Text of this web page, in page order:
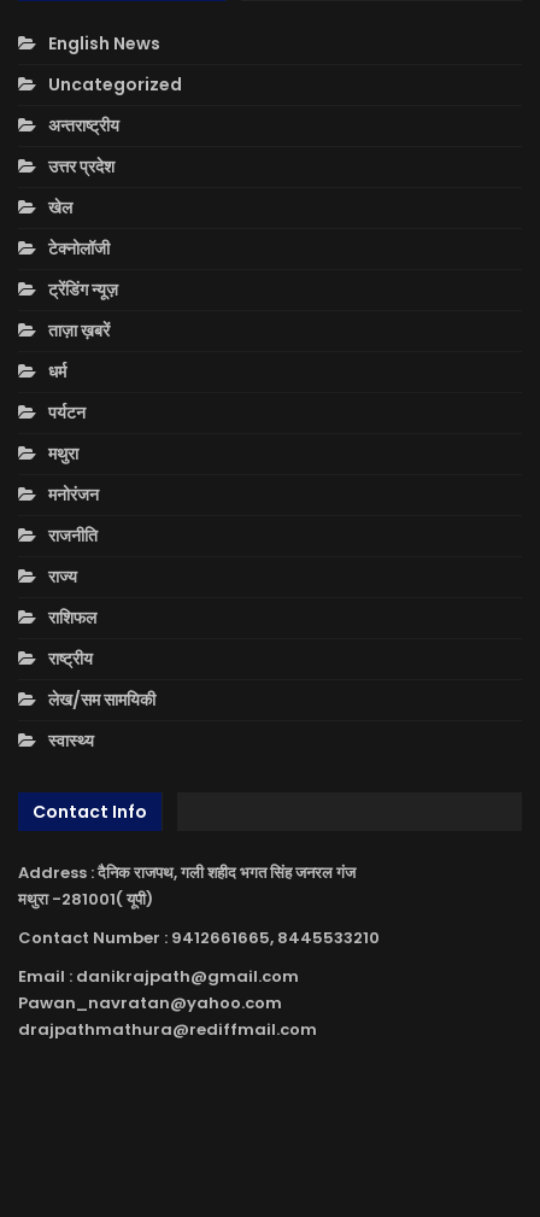
English News
Uncategorized
अन्तराष्ट्रीय
उत्तर प्रदेश
खेल
टेक्नोलॉजी
ट्रेंडिंग न्यूज़
ताज़ा ख़बरें
धर्म
पर्यटन
मथुरा
मनोरंजन
राजनीति
राज्य
राशिफल
राष्ट्रीय
लेख/सम सामयिकी
स्वास्थ्य
Contact Info
Address : दैनिक राजपथ, गली शहीद भगत सिंह जनरल गंज
मथुरा -281001( यूपी)
Contact Number : 9412661665, 8445533210
Email : danikrajpath@gmail.com
Pawan_navratan@yahoo.com
drajpathmathura@rediffmail.com